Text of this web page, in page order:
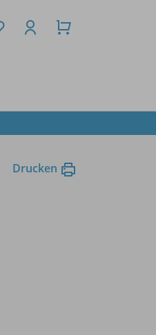
Drucken